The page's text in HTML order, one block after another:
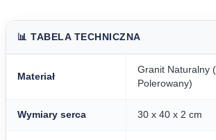
📊 TABELA TECHNICZNA
Materiał
Granit Naturalny
Polerowany)
Wymiary serca 30 x 40 x 2 cm